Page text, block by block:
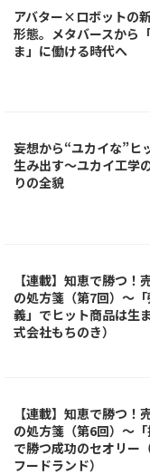
アバター×ロボットの
形態。メタバースから
ま」に働ける時代へ
妄想から“ユカイな”ヒ
生み出す～ユカイ工学
りの全貌
【連載】知恵で勝つ！
の処方箋（第7回）～
義」でヒット商品は生
式会社もちのき）
【連載】知恵で勝つ！
の処方箋（第6回）～「
で勝つ成功のセオリー
フードランド）